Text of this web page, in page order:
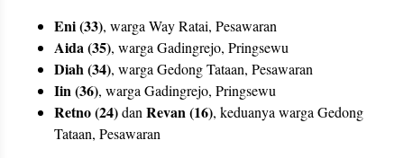
Eni (33), warga Way Ratai, Pesawaran
Aida (35), warga Gadingrejo, Pringsewu
Diah (34), warga Gedong Tataan, Pesawaran
Iin (36), warga Gadingrejo, Pringsewu
Retno (24)dan Revan (16), keduanya warga Gedong
Tataan, Pesawaran